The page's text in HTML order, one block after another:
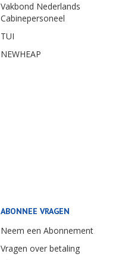
Vakbond Nederlands
Cabinepersoneel
TUI
NEWHEAP
ABONNEE VRAGEN
Neem een Abonnement
Vragen over betaling